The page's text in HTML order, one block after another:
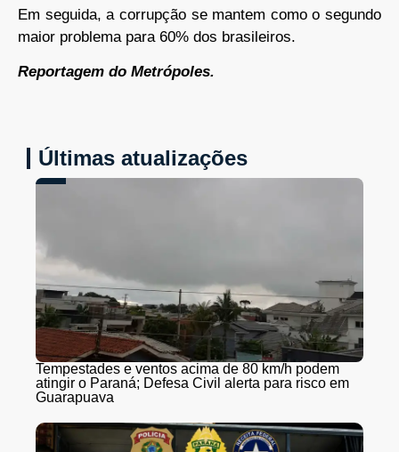
Em seguida, a corrupção se mantem como o segundo
maior problema para 60% dos brasileiros.
Reportagem do Metrópoles.
Últimas atualizações
Tempestades e ventos acima de 80 km/h podem
atingir o Paraná; Defesa Civil alerta para risco em
Guarapuava